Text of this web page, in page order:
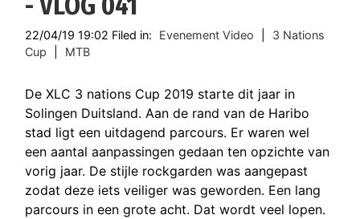
22/04/19 19:02 Filed in: Evenement Video
3 Nations
Cup
MTB
De XLC 3 nations Cup 2019 starte dit jaar in
Solingen Duitsland. Aan de rand van de Haribo
stad ligt een uitdagend parcours. Er waren wel
een aantal aanpassingen gedaan ten opzichte van
vorig jaar. De stijle rockgarden was aangepast
zodat deze iets veiliger was geworden. Een lang
parcours in een grote acht. Dat wordt veel lopen.